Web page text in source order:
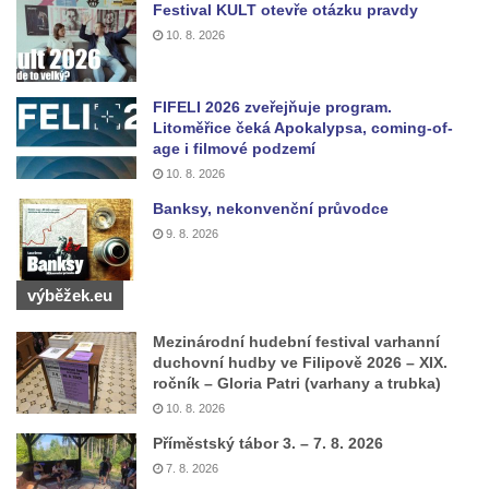
Socha Vážka v ZOO Hluboká
Socha Volavka v ZOO Hluboká
Flamingo trůn v ZOO Hluboká
Lavička Kůň Převalského v ZOO Hluboká
Socha Opičákovník v ZOO Hluboká
Socha Roháč v ZOO Hluboká
Socha Mystik v ZOO Hluboká
Reliéf Rodina a práce na budově záložny
čp. 69/1 v Českých Budějovicích
Socha Jana Valeria Jirsíka u Černé věže v
Českých Budějovicích
Socha Krista klesajícího pod křížem u
Budějovicích
Socha svatého Jana Nepomuckého u
Festival KULT otevře otázku pravdy
10. 8. 2026
FIFELI 2026 zveřejňuje program.
Litoměřice čeká Apokalypsa, coming-of-
age i filmové podzemí
10. 8. 2026
Banksy, nekonvenční průvodce
9. 8. 2026
výběžek.eu
Mezinárodní hudební festival varhanní
duchovní hudby ve Filipově 2026 – XIX.
ročník – Gloria Patri (varhany a trubka)
10. 8. 2026
Příměstský tábor 3. – 7. 8. 2026
7. 8. 2026